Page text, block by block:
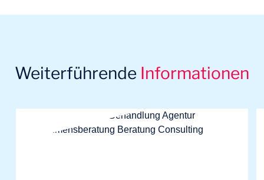
Weiterführende Informationen